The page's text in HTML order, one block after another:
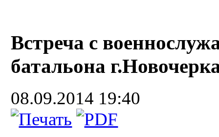
Встреча с
батальона
08.09.2014 19:40